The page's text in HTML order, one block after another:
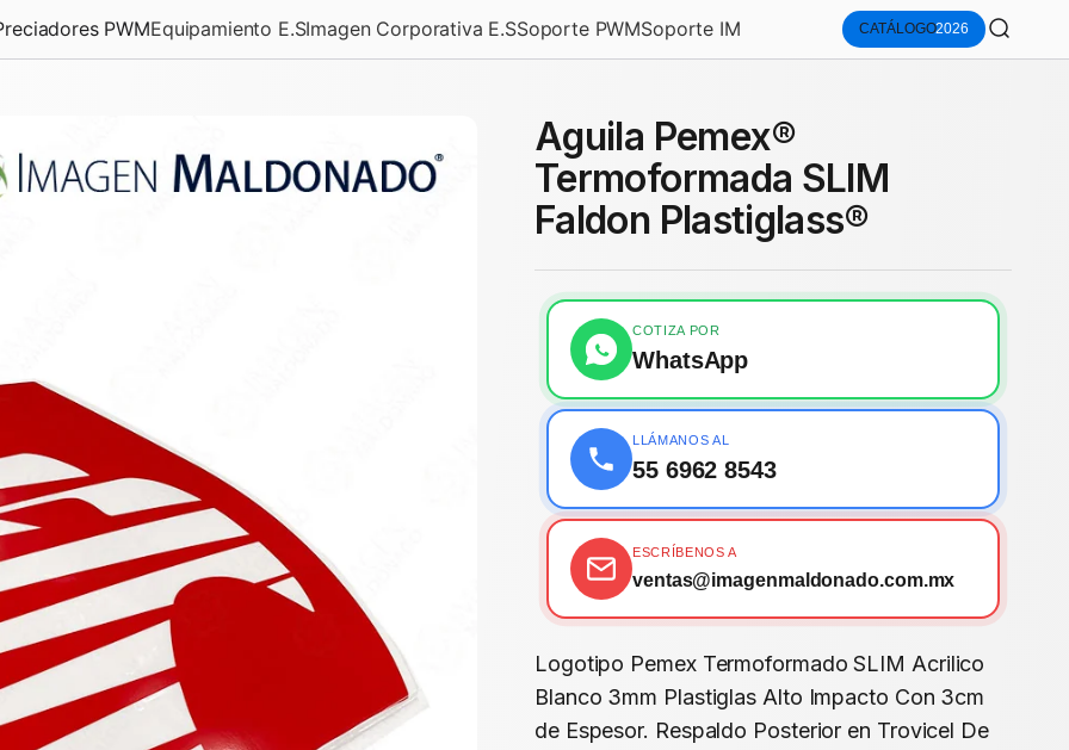
PWMEquipamiento E.SImagen Corporativa E.SSoporte PWMSoporte IM CATÁLOGO2026 Buscar
Aguila Pemex®
Termoformada SLIM
Faldon Plastiglass®
COTIZA POR
WhatsApp
LLÁMANOS AL
55 6962 8543
ESCRÍBENOS A
ventas@imagenmaldonado.com.mx
Logotipo Pemex Termoformado SLIM Acrilico
Blanco 3mm Plastiglas Alto Impacto Con 3cm
de Espesor. Respaldo Posterior en Trovicel De